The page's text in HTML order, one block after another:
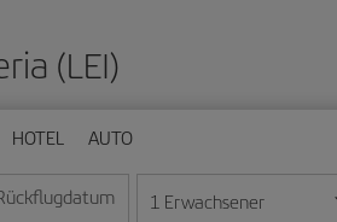
(LEI)
HOTEL AUTO
Format Tag/Monat/Jahr ein
Sie das Datum im Format Tag/Monat/Jahr ein
1 Erwachsener